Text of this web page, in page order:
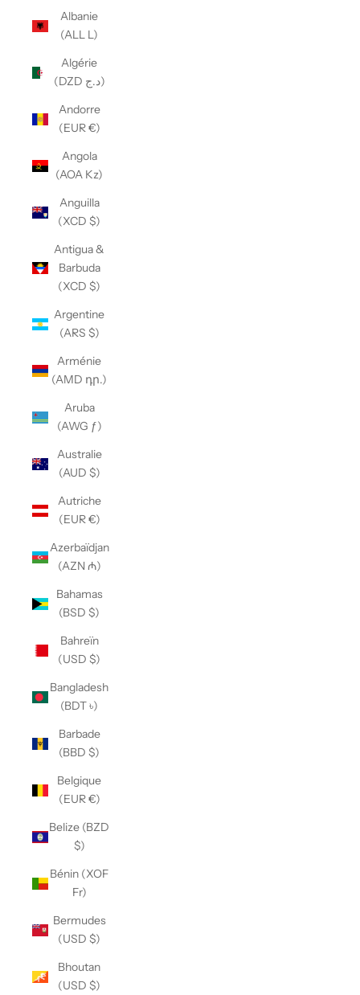
Albanie
(ALL L)
Algérie
(DZD د.ج)
Andorre
(EUR €)
Angola
(AOA Kz)
Anguilla
(XCD $)
Antigua &
Barbuda
(XCD $)
Argentine
(ARS $)
Arménie
(AMD դր.)
Aruba
(AWG ƒ)
Australie
(AUD $)
Autriche
(EUR €)
Azerbaïdjan
(AZN ₼)
Bahamas
(BSD $)
Bahreïn
(USD $)
Bangladesh
(BDT ৳)
Barbade
(BBD $)
Belgique
(EUR €)
Belize (BZD
$)
Bénin (XOF
Fr)
Bermudes
(USD $)
Bhoutan
(USD $)